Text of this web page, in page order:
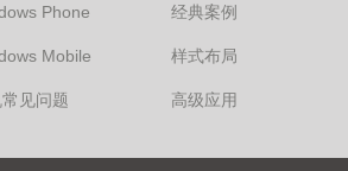
Phone
Mobile
见问题
经典案例
样式布局
高级应用